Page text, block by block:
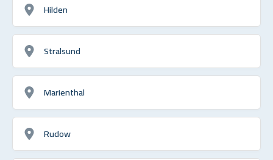
Hilden
Stralsund
Marienthal
Rudow